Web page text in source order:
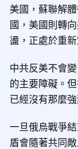
美國，蘇聯解
國，美國則轉
盪，正處於重
中共反美不會
的主要障礙。
已經沒有那麼
一旦俄烏戰爭
盾會隨著共同